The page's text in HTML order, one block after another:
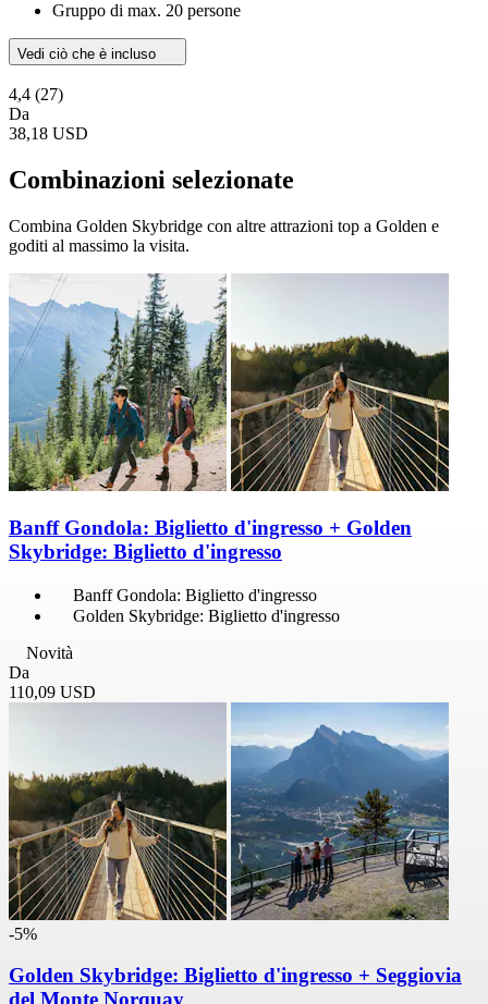
Gruppo di max. 20 persone
Vedi ciò che è incluso
4,4 (27)
Da
38,18 USD
Combinazioni selezionate
Combina Golden Skybridge con altre attrazioni top a Golden e
goditi al massimo la visita.
Banff Gondola: Biglietto d'ingresso + Golden
Skybridge: Biglietto d'ingresso
Banff Gondola: Biglietto d'ingresso
Golden Skybridge: Biglietto d'ingresso
Novità
Da
110,09 USD
-5%
Golden Skybridge: Biglietto d'ingresso + Seggiovia